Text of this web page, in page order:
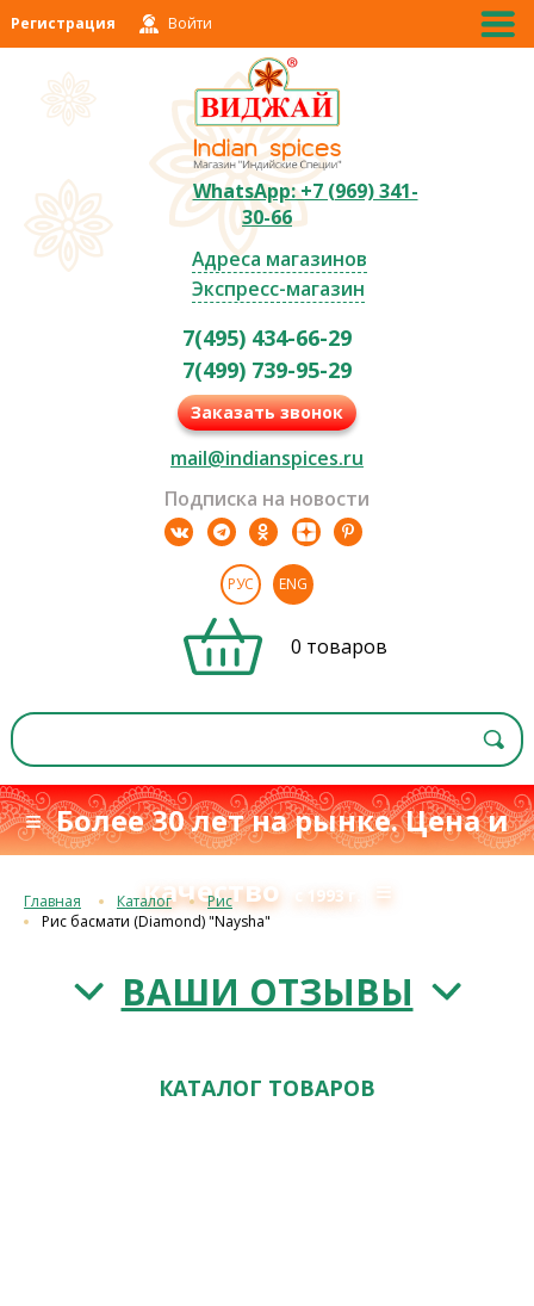
Регистрация Войти
WhatsApp: +7 (969) 341-
30-66
Адреса магазинов
Экспресс-магазин
7(495) 434-66-29
7(499) 739-95-29
Заказать звонок
mail@indianspices.ru
Подписка на новости
РУС ENG
0 товаров
≡ Более 30 лет на рынке. Цена и
качество
с 1993 г. ≡
Главная Каталог
Рис
Рис басмати (Diamond) "Naysha"
ВАШИ ОТЗЫВЫ
КАТАЛОГ ТОВАРОВ